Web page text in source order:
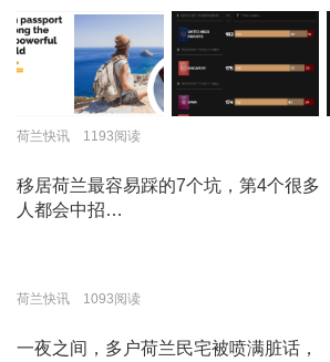
荷兰快讯 1193阅读
移居荷兰最容易踩的7个坑，第4个很多
人都会中招…
荷兰快讯 1093阅读
一夜之间，多户荷兰民宅被喷满脏话，